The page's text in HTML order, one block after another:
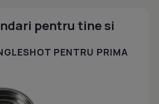
pentru tine si
PENTRU PRIMA